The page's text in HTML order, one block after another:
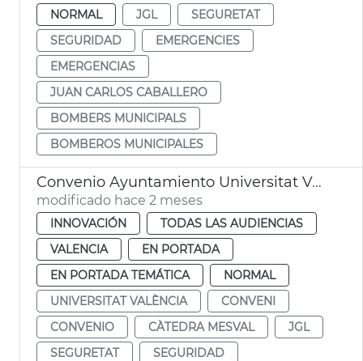
NORMAL
JGL
SEGURETAT
SEGURIDAD
EMERGENCIES
EMERGENCIAS
JUAN CARLOS CABALLERO
BOMBERS MUNICIPALS
BOMBEROS MUNICIPALES
Convenio Ayuntamiento Universitat València Cátedra Mesval
modificado hace 2 meses
INNOVACIÓN
TODAS LAS AUDIENCIAS
VALENCIA
EN PORTADA
EN PORTADA TEMÁTICA
NORMAL
UNIVERSITAT VALÈNCIA
CONVENI
CONVENIO
CÀTEDRA MESVAL
JGL
SEGURETAT
SEGURIDAD